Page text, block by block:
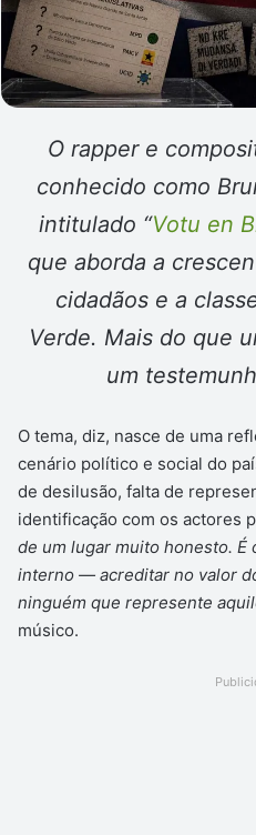
O rapper e
conhecido como
intitulado “Votu en
que aborda a
cidadãos e a
Verde. Mais do que
um
O tema, diz, nasce de uma
cenário político e social do
de desilusão, falta de
identificação com os actores
de um lugar muito honesto.
interno — acreditar no valor
ninguém que represente
músico.